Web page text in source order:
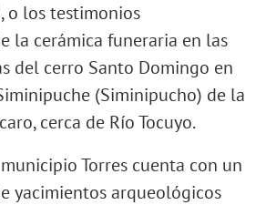
o los testimonios
la cerámica funeraria en las
del cerro Santo Domingo en
(Siminipucho) de la
cerca de Río Tocuyo.
Torres cuenta con un
yacimientos arqueológicos